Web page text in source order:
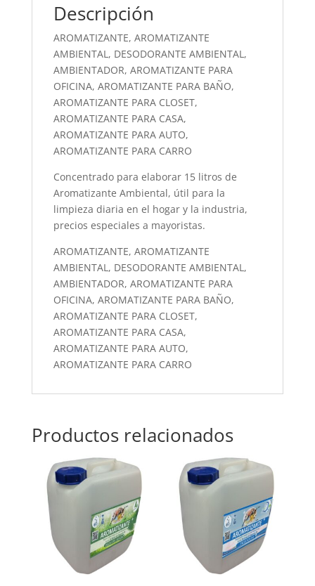
Descripción
AROMATIZANTE, AROMATIZANTE
AMBIENTAL, DESODORANTE AMBIENTAL,
AMBIENTADOR, AROMATIZANTE PARA
OFICINA, AROMATIZANTE PARA BAÑO,
AROMATIZANTE PARA CLOSET,
AROMATIZANTE PARA CASA,
AROMATIZANTE PARA AUTO,
AROMATIZANTE PARA CARRO
Concentrado para elaborar 15 litros de
Aromatizante Ambiental, útil para la
limpieza diaria en el hogar y la industria,
precios especiales a mayoristas.
AROMATIZANTE, AROMATIZANTE
AMBIENTAL, DESODORANTE AMBIENTAL,
AMBIENTADOR, AROMATIZANTE PARA
OFICINA, AROMATIZANTE PARA BAÑO,
AROMATIZANTE PARA CLOSET,
AROMATIZANTE PARA CASA,
AROMATIZANTE PARA AUTO,
AROMATIZANTE PARA CARRO
Productos relacionados